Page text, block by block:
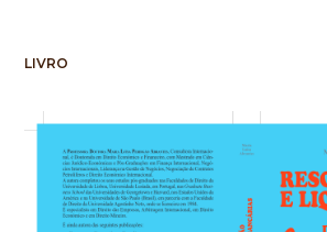
LIVRO